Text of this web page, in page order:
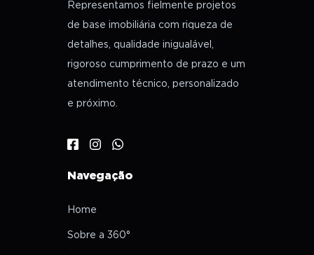
Representamos fielmente projetos
de base imobiliária com riqueza de
detalhes, qualidade inigualável,
rigoroso cumprimento de prazo e um
atendimento técnico, personalizado
e próximo.
Navegação
Home
Sobre a 360°